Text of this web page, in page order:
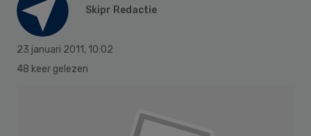
Skipr Redactie
23 januari 2011, 10:02
48 keer gelezen